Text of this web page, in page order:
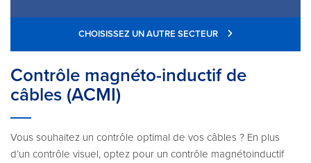
CHOISISSEZ UN AUTRE SECTEUR
Contrôle magnéto­-inductif de
câbles (ACMI)
Vous souhaitez un contrôle optimal de vos câbles ? En plus
d’un contrôle visuel, optez pour un contrôle magnéto­inductif